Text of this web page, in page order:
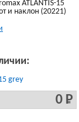
ATLANTIS-15
и наклон (20221)
grey
0 Р